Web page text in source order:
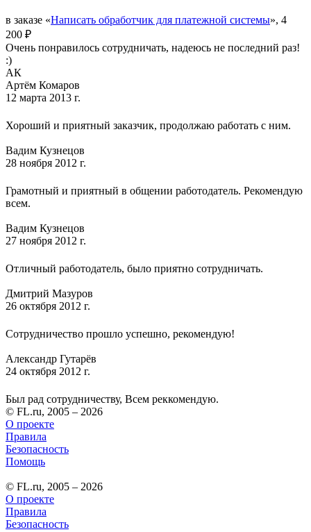
в заказе «Написать обработчик для платежной системы», 4
200 ₽
Очень понравилось сотрудничать, надеюсь не последний раз!
:)
АК
Артём Комаров
12 марта 2013 г.
Хороший и приятный заказчик, продолжаю работать с ним.
Вадим Кузнецов
28 ноября 2012 г.
Грамотный и приятный в общении работодатель. Рекомендую
всем.
Вадим Кузнецов
27 ноября 2012 г.
Отличный работодатель, было приятно сотрудничать.
Дмитрий Мазуров
26 октября 2012 г.
Сотрудничество прошло успешно, рекомендую!
Александр Гутарёв
24 октября 2012 г.
Был рад сотрудничеству, Всем реккомендую.
© FL.ru, 2005 – 2026
О проекте
Правила
Безопасность
Помощь
© FL.ru, 2005 – 2026
О проекте
Правила
Безопасность